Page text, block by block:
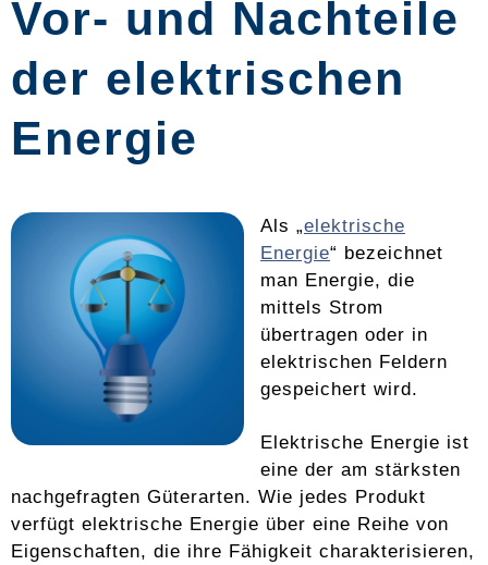
Vor- und Nachteile
der elektrischen
Energie
Als „elektrische
Energie“ bezeichnet
man Energie, die
mittels Strom
übertragen oder in
elektrischen Feldern
gespeichert wird.
Elektrische Energie ist
eine der am stärksten
nachgefragten Güterarten. Wie jedes Produkt
verfügt elektrische Energie über eine Reihe von
Eigenschaften, die ihre Fähigkeit charakterisieren,